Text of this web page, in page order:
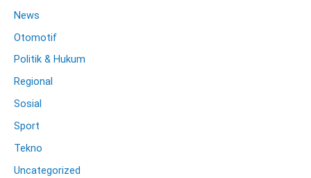
News
Otomotif
Politik & Hukum
Regional
Sosial
Sport
Tekno
Uncategorized